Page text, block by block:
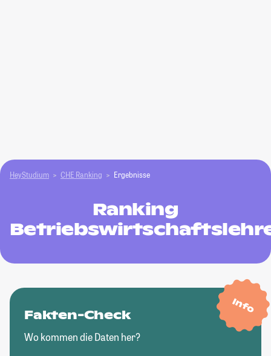
HeyStudium CHE Ranking Ergebnisse
Ranking
Info
Fakten-Check
Wo kommen die Daten her?